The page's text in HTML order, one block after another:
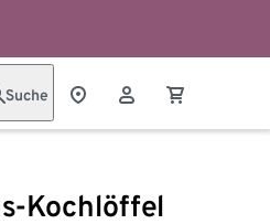
Suche
Kochlöffel